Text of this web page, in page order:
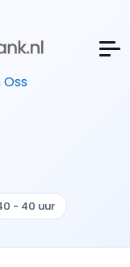
- 40 uur